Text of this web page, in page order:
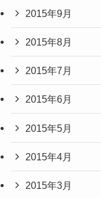
2015年9月
2015年8月
2015年7月
2015年6月
2015年5月
2015年4月
2015年3月